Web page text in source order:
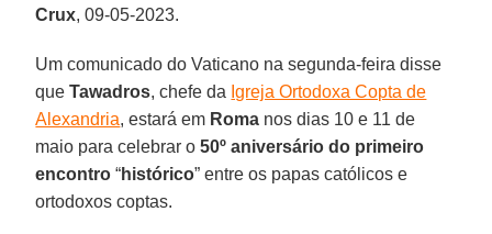
Crux, 09-05-2023.
Um comunicado do Vaticano na segunda-feira disse
queTawadros, chefe da Igreja Ortodoxa Copta de
Alexandria, estará em Roma nos dias 10 e 11 de
maio para celebrar o50º aniversário do primeiro
encontro“histórico” entre os papas católicos e
ortodoxos coptas.